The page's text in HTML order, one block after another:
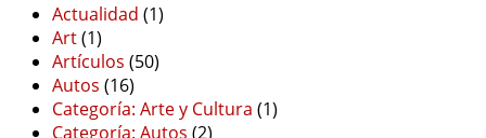
Actualidad (1)
Art(1)
Artículos (50)
Autos (16)
Categoría: Arte y Cultura (1)
Categoría: Autos (2)